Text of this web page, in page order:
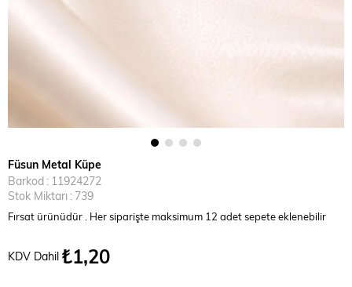
Füsun Metal Küpe
Barkod : 11924272
Stok Miktarı : 739
Fırsat ürünüdür . Her siparişte maksimum 12 adet sepete eklenebilir
KDV Dahil ₺1,20